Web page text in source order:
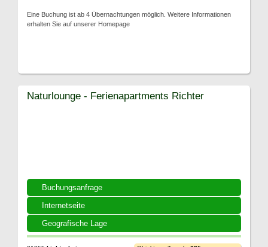
Eine Buchung ist ab 4 Übernachtungen möglich. Weitere Informationen
erhalten Sie auf unserer Homepage
Buchungsanfrage
Internetseite
Geografische Lage
Naturlounge - Ferienapartments Richter